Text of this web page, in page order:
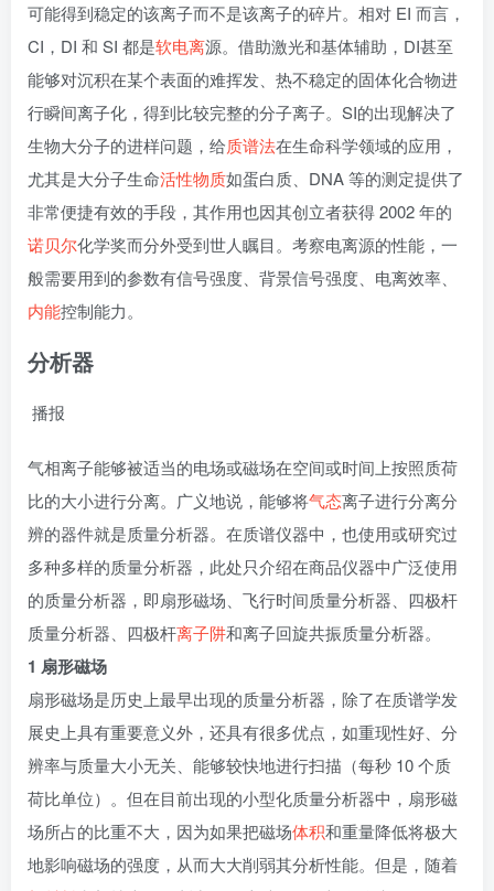
可能得到稳定的该离子而不是该离子的碎片。相对 EI 而言，
CI，DI 和 SI 都是软电离源。借助激光和基体辅助，DI甚至
能够对沉积在某个表面的难挥发、热不稳定的固体化合物进
行瞬间离子化，得到比较完整的分子离子。SI的出现解决了
生物大分子的进样问题，给质谱法在生命科学领域的应用，
尤其是大分子生命活性物质如蛋白质、DNA 等的测定提供了
非常便捷有效的手段，其作用也因其创立者获得 2002 年的
诺贝尔化学奖而分外受到世人瞩目。考察电离源的性能，一
般需要用到的参数有信号强度、背景信号强度、电离效率、
内能控制能力。
分析器
播报
气相离子能够被适当的电场或磁场在空间或时间上按照质荷
比的大小进行分离。广义地说，能够将气态离子进行分离分
辨的器件就是质量分析器。在质谱仪器中，也使用或研究过
多种多样的质量分析器，此处只介绍在商品仪器中广泛使用
的质量分析器，即扇形磁场、飞行时间质量分析器、四极杆
质量分析器、四极杆离子阱和离子回旋共振质量分析器。
1 扇形磁场
扇形磁场是历史上最早出现的质量分析器，除了在质谱学发
展史上具有重要意义外，还具有很多优点，如重现性好、分
辨率与质量大小无关、能够较快地进行扫描（每秒 10 个质
荷比单位）。但在目前出现的小型化质量分析器中，扇形磁
场所占的比重不大，因为如果把磁场体积和重量降低将极大
地影响磁场的强度，从而大大削弱其分析性能。但是，随着